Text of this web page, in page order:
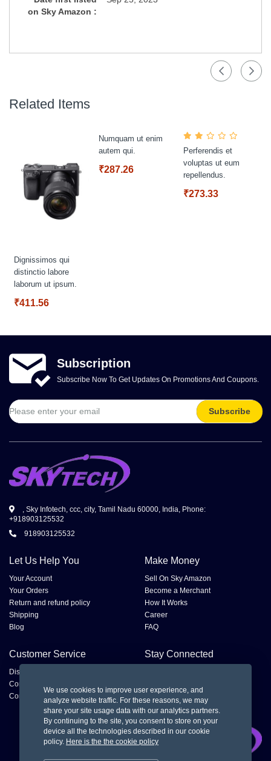
on Sky Amazon :
Related Items
Dignissimos qui
distinctio labore
laborum ut ipsum.
₹411.56
Numquam ut enim
autem qui.
₹287.26
Perferendis et
voluptas ut eum
repellendus.
₹273.33
Subscription
Subscribe Now To Get Updates On Promotions And Coupons.
Subscribe
, Sky Infotech, ccc, city, Tamil Nadu 60000, India, Phone:
+918903125532
918903125532
Let Us Help You
Your Account
Your Orders
Return and refund policy
Shipping
Blog
Make Money
Sell On Sky Amazon
Become a Merchant
How It Works
Career
FAQ
Customer Service
Disputes
Contact Seller
Contact us
Stay Connected
We use cookies to improve user experience, and
analyze website traffic. For these reasons, we may
share your site usage data with our analytics partners.
By continuing to the site, you consent to store on your
device all the technologies described in our cookie
policy. Here is the the cookie policy